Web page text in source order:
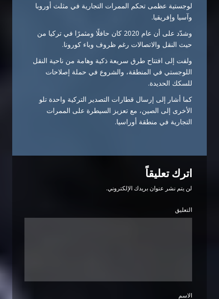
لوجستية عظمى تحكم الممرات التجارية في مثلث أوروبا
وآسيا وإفريقيا.
وشدّد على أن عام 2020 كان حافلًا ومثمرًا في تركيا من
حيث النقل والاتصالات رغم ظروف وباء كورونا.
ولفت إلى افتتاح طرق سريعة ذكية وهامة من ناحية النقل
اللوجستي في المنطقة، والشروع في حملة إصلاحات
للسكك الحديدة.
كما أشار إلى إرسال قطارات التصدير التركية واحدة تلو
الأخرى إلى الصين، مع تعزيز السيطرة على الممرات
التجارية في منطقة أوراسيا.
اترك تعليقاً
لن يتم نشر عنوان بريدك الإلكتروني.
التعليق
الاسم